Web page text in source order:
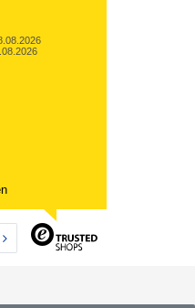
Gerne wieder.